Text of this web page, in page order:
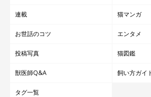
連載 猫マンガ
お世話のコツ エンタメ
投稿写真 猫図鑑
獣医師Q&A 飼い方ガイ
タグ一覧